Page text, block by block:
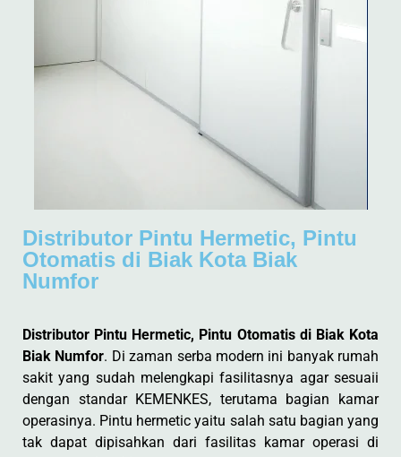
Distributor Pintu Hermetic, Pintu
Otomatis di Biak Kota Biak
Numfor
Distributor Pintu Hermetic, Pintu Otomatis di Biak Kota
Biak Numfor. Di zaman serba modern ini banyak rumah
sakit yang sudah melengkapi fasilitasnya agar sesuaii
dengan standar KEMENKES, terutama bagian kamar
operasinya. Pintu hermetic yaitu salah satu bagian yang
tak dapat dipisahkan dari fasilitas kamar operasi di